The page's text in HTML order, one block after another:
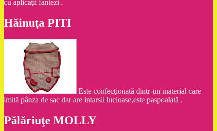
cu aplicaţii fantezi .
Hăinuţa PITI
Este confecţionată dintr-un material care
imită pânza de sac dar are intarsii lucioase,este paspoalată .
Pălăriuţe MOLLY